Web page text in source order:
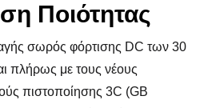
Ποιότητας
σωρός φόρτισης DC των 30
πλήρως με τους νέους
πιστοποίησης 3C (GB